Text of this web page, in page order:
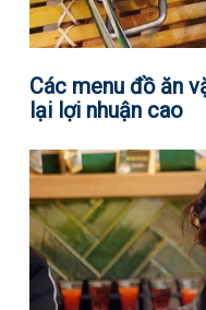
Các menu đồ ăn
lại lợi nhuận cao